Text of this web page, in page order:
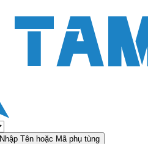
Nhập Tên hoặc Mã phụ tùng